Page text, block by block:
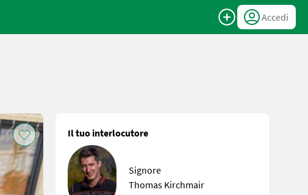
Accedi
Il tuo interlocutore
Signore
Thomas Kirchmair